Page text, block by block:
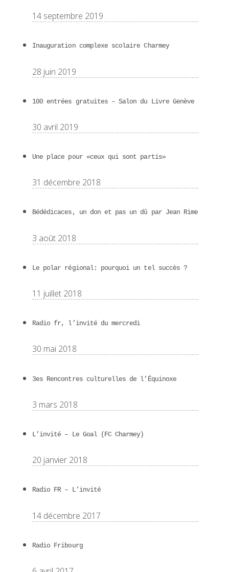
14 septembre 2019
Inauguration complexe scolaire Charmey
28 juin 2019
100 entrées gratuites – Salon du Livre Genève
30 avril 2019
Une place pour «ceux qui sont partis»
31 décembre 2018
Bédédicaces, un don et pas un dû par Jean Rime
3 août 2018
Le polar régional: pourquoi un tel succès ?
11 juillet 2018
Radio fr, l’invité du mercredi
30 mai 2018
3es Rencontres culturelles de l’Équinoxe
3 mars 2018
L’invité – Le Goal (FC Charmey)
20 janvier 2018
Radio FR – L’invité
14 décembre 2017
Radio Fribourg